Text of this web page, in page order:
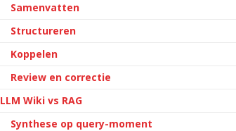
Samenvatten
Structureren
Koppelen
Review en correctie
LLM Wiki vs RAG
Synthese op query-moment